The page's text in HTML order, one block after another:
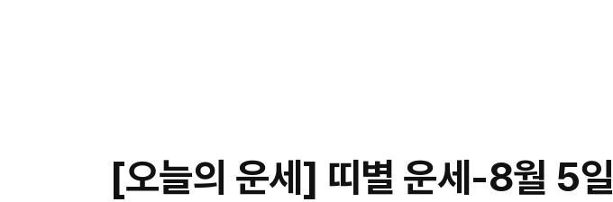
[오늘의 운세] 띠별 운세-8월 5일